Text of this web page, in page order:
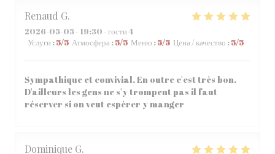
Renaud G
2026-05-05- 19:30 - гости 4
Услуги :5/5 Атмосфера :5/5 Меню :5/5 Цена / качество :5/5
Sympathique et convivial. En outre c'est très bon.
D'ailleurs les gens ne s'y trompent pas il faut
réserver si on veut espèrer y manger
Dominique G